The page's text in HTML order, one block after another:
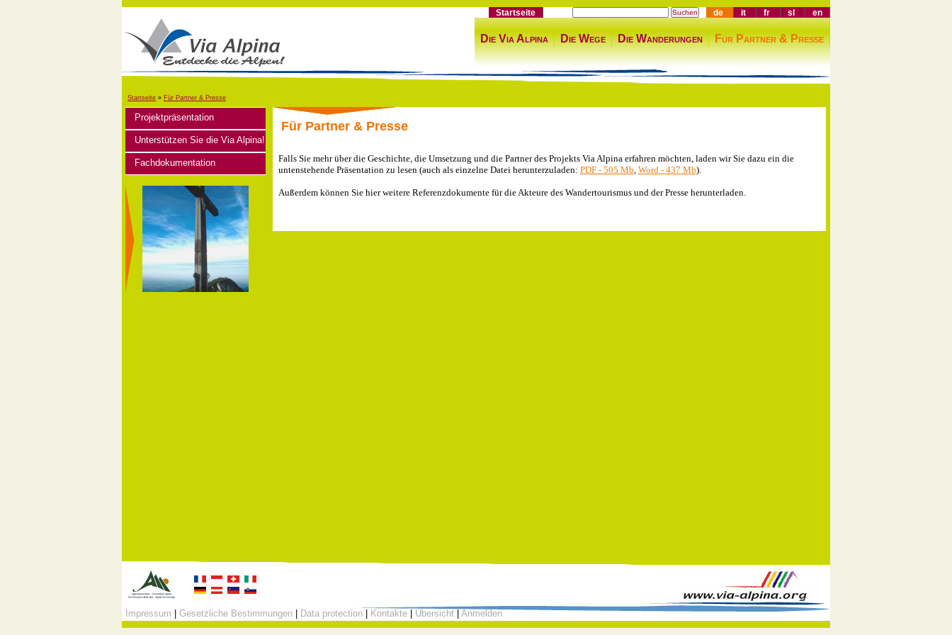
Startseite de it fr sl en
Die Via Alpina Die Wege Die Wanderungen Für Partner & Presse
Startseite » Für Partner & Presse
Projektpräsentation
Unterstützen Sie die Via Alpina!
Fachdokumentation
Für Partner & Presse
Falls Sie mehr über die Geschichte, die Umsetzung und die Partner des Projekts Via Alpina erfahren möchten, laden wir Sie dazu ein die
untenstehende Präsentation zu lesen (auch als einzelne Datei herunterzuladen: PDF - 505 Mb, Word - 437 Mb).
Außerdem können Sie hier weitere Referenzdokumente für die Akteure des Wandertourismus und der Presse herunterladen.
Impressum Gesetzliche Bestimmungen Data protection Kontakte Übersicht Anmelden